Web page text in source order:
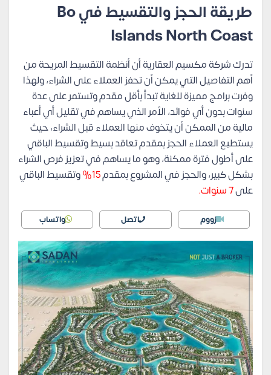
طريقة الحجز والتقسيط في Bo
Islands North Coast
تدرك شركة مكسيم العقارية أن أنظمة التقسيط المريحة من
أهم التفاصيل التي يمكن أن تحفز العملاء على الشراء، ولهذا
وفرت برامج مميزة للغاية تبدأ بأقل مقدم وتستمر على عدة
سنوات بدون أي فوائد، الأمر الذي يساهم في تقليل أي أعباء
مالية من الممكن أن يتخوف منها العملاء قبل الشراء، حيث
يستطيع العملاء الحجز بمقدم تعاقد بسيط وتقسيط الباقي
على أطول فترة ممكنة، وهو ما يساهم في تعزيز فرص الشراء
بشكل كبير، والحجز في المشروع بمقدم
وتقسيط الباقي
على
زووم اتصل واتساب